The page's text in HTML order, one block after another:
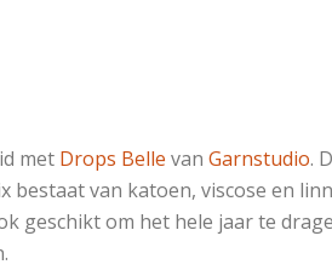
met Drops Belle van Garnstudio.
bestaat van katoen, viscose en
geschikt om het hele jaar te